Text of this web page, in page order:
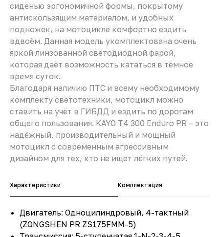
сиденью эргономичной формы, покрытому
антискользящим материалом, и удобных
подножек, на мотоцикле комфортно ездить
вдвоём. Данная модель укомплектована очень
яркой линзованной светодиодной фарой,
которая даёт возможность кататься в тёмное
время суток.
Благодаря наличию ПТС и всему необходимому
комплекту светотехники, мотоцикл можно
ставить на учёт в ГИБДД и ездить по дорогам
общего пользования. KAYO T4 300 Enduro PR – это
надёжный, производительный и мощный
мотоцикл с современным агрессивным
дизайном для тех, кто не ищет лёгких путей.
Характеристики Комплектация
Двигатель: Одноцилиндровый, 4-тактный
(ZONGSHEN PR ZS175FMM-5)